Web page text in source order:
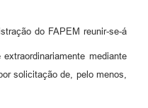
do FAPEM reunir-se-á
mediante
solicitação de, pelo menos,